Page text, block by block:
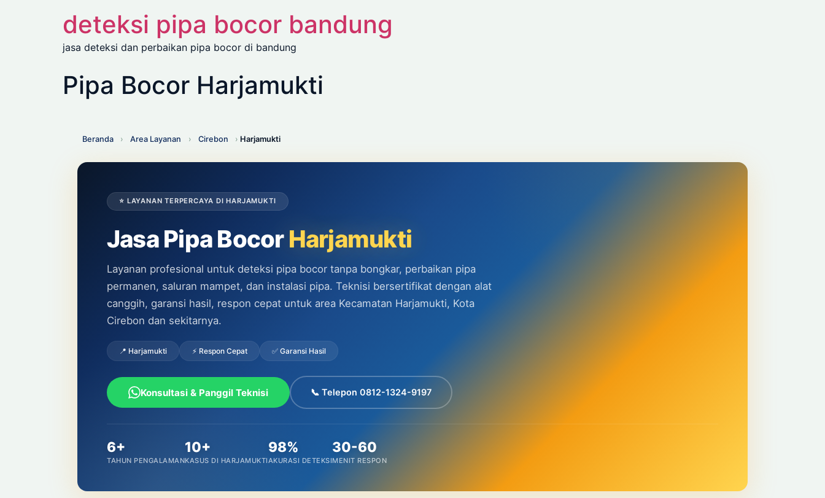
deteksi pipa bocor bandung
jasa deteksi dan perbaikan pipa bocor di bandung
Pipa Bocor Harjamukti
Beranda › Area Layanan › Cirebon › Harjamukti
⭐ LAYANAN TERPERCAYA DI HARJAMUKTI
Jasa Pipa BocorHarjamukti
Layanan profesional untuk deteksi pipa bocor tanpa bongkar, perbaikan pipa
permanen, saluran mampet, dan instalasi pipa. Teknisi bersertifikat dengan alat
canggih, garansi hasil, respon cepat untuk area Kecamatan Harjamukti, Kota
Cirebon dan sekitarnya.
📍 Harjamukti ⚡ Respon Cepat ✅ Garansi Hasil
Konsultasi & Panggil Teknisi 📞 Telepon 0812-1324-9197
6+
TAHUN PENGALAMAN
10+
KASUS DI HARJAMUKTI
98%
AKURASI DETEKSI
30-60
MENIT RESPON